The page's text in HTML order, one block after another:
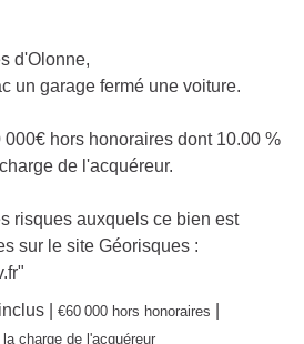
d'Olonne,
un garage fermé une voiture.
000€ hors honoraires dont 10.00
charge de l'acquéreur.
risques auxquels ce bien est
sur le site Géorisques :
inclus|€60 000hors honoraires
charge de l'acquéreur